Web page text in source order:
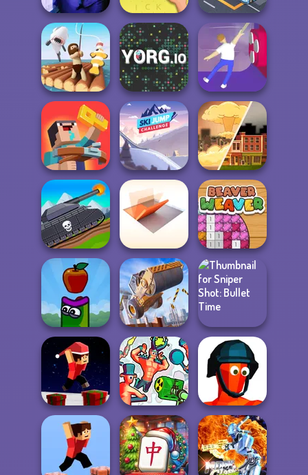
Cursed Dreams Word Stickers! Sort Parking
Raft Life YORG.io Balance It
Noob: Zombie
Prison Escape
Ski Jump
Challenge
End of War
Tanks 2D: Tank
Wars
Folding Blocks
Puzzle
Beaver Weaver
Apple Worm
Construction
Ramp Jumping
Sniper Shot:
Bullet Time
Parkour Block
Xmas Special
Funny Shooter 2 Funny Shooter